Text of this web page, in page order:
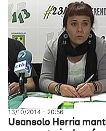
13/10/2014 - 20:56
Usansolo Herria